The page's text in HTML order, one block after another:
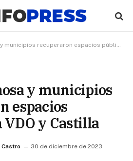
recuperaron espacios públicos en VDO y Castilla
y municipios
espacios
y Castilla
Castro
30 de diciembre de 2023